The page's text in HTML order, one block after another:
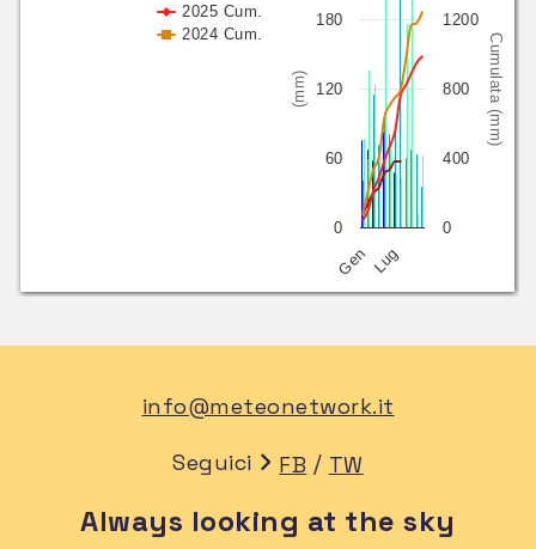
(mm) Cumulata (mm)
2025 Cum.
2024 Cum.
Gen Lug
0
60
120
180
0
400
800
1200
info@meteonetwork.it
Seguici FB / TW
Always looking at the sky